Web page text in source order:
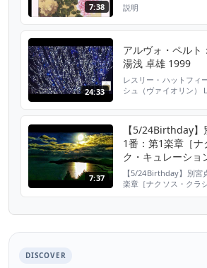
7:38 説明
24:33
アルヴォ・ペルト
湯浅 卓雄 1999
レスリー・ハットフィ
シュ（ヴァイオリン）
1. 遊び Ludus. Con
7:37
【5/24Birthday
1番：第1楽章［ナ
ク・キュレーシ
calendar］
【5/24Birthday】別宮
楽章［ナクソス・クラ
曲第1番：第1楽章
DISCOVER